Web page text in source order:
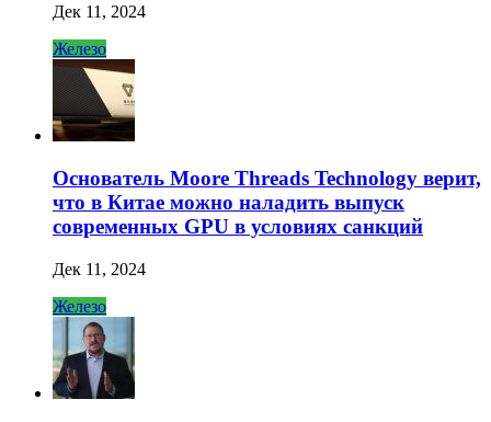
Дек 11, 2024
Железо
Основатель Moore Threads Technology верит,
что в Китае можно наладить выпуск
современных GPU в условиях санкций
Дек 11, 2024
Железо